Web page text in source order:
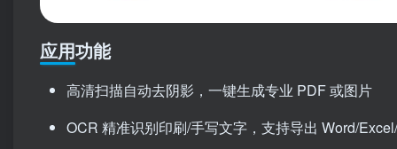
应用功能
高清扫描自动去阴影，一键生成专业 PDF 或图片
OCR 精准识别印刷/手写文字，支持导出 Word/